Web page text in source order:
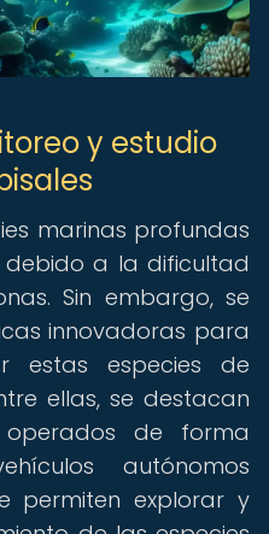
y estudio
marinas profundas
a la dificultad
Sin embargo, se
innovadoras para
estas especies de
ellas, se destacan
de forma
autónomos
permiten explorar y